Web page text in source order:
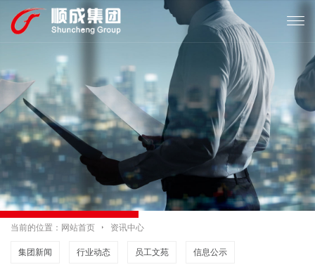

当前的位置： 网站首页  资讯中心
集团新闻 行业动态 员工文苑 信息公示